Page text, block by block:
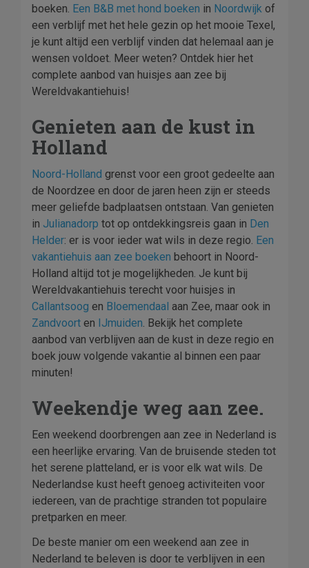
boeken. Een B&B met hond boeken in Noordwijk of
een verblijf met het hele gezin op het mooie Texel,
je kunt altijd een verblijf vinden dat helemaal aan je
wensen voldoet. Meer weten? Ontdek hier het
complete aanbod van huisjes aan zee bij
Wereldvakantiehuis!
Genieten aan de kust in
Holland
Noord-Holland grenst voor een groot gedeelte aan
de Noordzee en door de jaren heen zijn er steeds
meer geliefde badplaatsen ontstaan. Van genieten
in Julianadorp tot op ontdekkingsreis gaan in Den
Helder: er is voor ieder wat wils in deze regio. Een
vakantiehuis aan zee boeken behoort in Noord-
Holland altijd tot je mogelijkheden. Je kunt bij
Wereldvakantiehuis terecht voor huisjes in
Callantsoog en Bloemendaal aan Zee, maar ook in
Zandvoort en IJmuiden. Bekijk het complete
aanbod van verblijven aan de kust in deze regio en
boek jouw volgende vakantie al binnen een paar
minuten!
Weekendje weg aan zee.
Een weekend doorbrengen aan zee in Nederland is
een heerlijke ervaring. Van de bruisende steden tot
het serene platteland, er is voor elk wat wils. De
Nederlandse kust heeft genoeg activiteiten voor
iedereen, van de prachtige stranden tot populaire
pretparken en meer.
De beste manier om een weekend aan zee in
Nederland te beleven is door te verblijven in een